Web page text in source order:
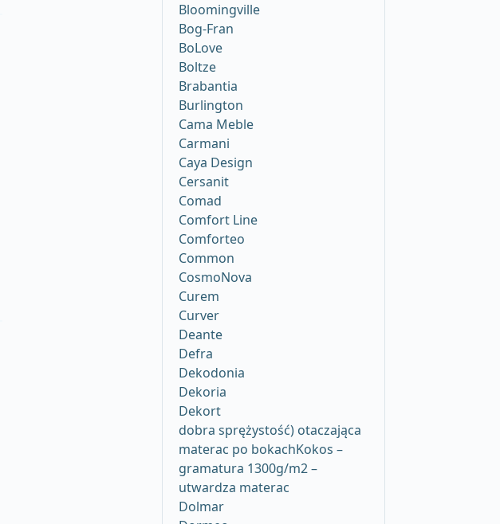
Bloomingville
Bog-Fran
BoLove
Boltze
Brabantia
Burlington
Cama Meble
Carmani
Caya Design
Cersanit
Comad
Comfort Line
Comforteo
Common
CosmoNova
Curem
Curver
Deante
Defra
Dekodonia
Dekoria
Dekort
dobra sprężystość) otaczająca
materac po bokachKokos –
gramatura 1300g/m2 –
utwardza materac
Dolmar